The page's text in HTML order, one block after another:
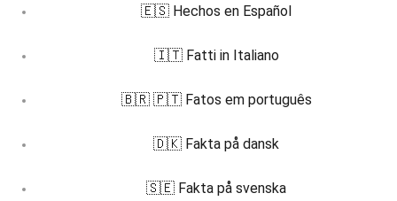
🇪🇸 Hechos en Español
🇮🇹 Fatti in Italiano
🇧🇷 🇵🇹 Fatos em português
🇩🇰 Fakta på dansk
🇸🇪 Fakta på svenska